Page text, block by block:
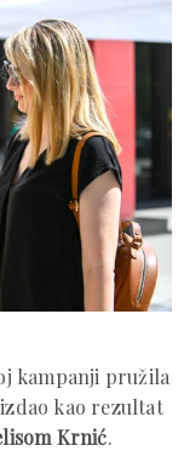
kampanji pružila
kao rezultat
Krnić.